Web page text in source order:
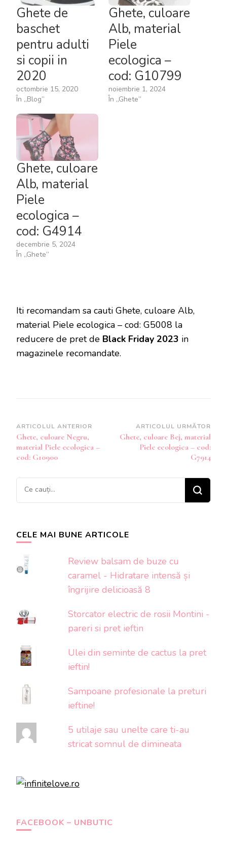
Ghete de
baschet
pentru adulti
si copii in
2020
octombrie 15, 2020
În „Blog”
Ghete, culoare
Alb, material
Piele
ecologica –
cod: G10799
noiembrie 1, 2024
În „Ghete”
Ghete, culoare
Alb, material
Piele
ecologica –
cod: G4914
decembrie 5, 2024
În „Ghete”
Iti recomandam sa cauti Ghete, culoare Alb,
material Piele ecologica – cod: G5008 la
reducere de pret de Black Friday 2023 in
magazinele recomandate.
Navigare
în
articole
ARTICOLUL ANTERIOR
Ghete, culoare Negru,
material Piele ecologica –
cod: G10900
ARTICOLUL URMĂTOR
Ghete, culoare Bej, material
Piele ecologica – cod:
G7914
Cauți
ceva?
CELE MAI BUNE ARTICOLE
Review balsam de buze cu
caramel - Hidratare intensă și
îngrijire delicioasă 8
Storcator electric de rosii Montini -
pareri si pret ieftin
Ulei din seminte de cactus la pret
ieftin!
Sampoane profesionale la preturi
ieftine!
5 utilaje sau unelte care ti-au
stricat somnul de dimineata
FACEBOOK – UNBUTIC